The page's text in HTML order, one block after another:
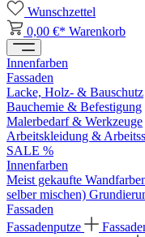
Wunschzettel
0,00 €* Warenkorb
Innenfarben
Fassaden
Lacke, Holz- & Bauschutz
Bauchemie & Befestigung
Malerbedarf & Werkzeuge
Arbeitskleidung &
SALE %
Innenfarben
Meist gekaufte
selber mischen)
Fassaden
Fassadenputze